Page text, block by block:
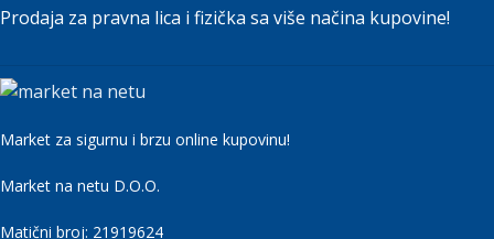
Prodaja za pravna lica i fizička sa više načina kupovine!
Market za sigurnu i brzu online kupovinu!
Market na netu D.O.O.
Matični broj: 21919624